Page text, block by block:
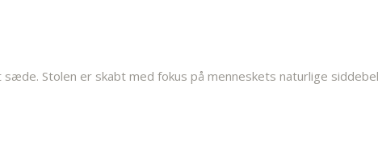
Stolen er skabt med fokus på menneskets naturlige